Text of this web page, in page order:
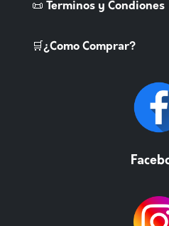
📜 Terminos y Condiones
🛒¿Como Comprar?